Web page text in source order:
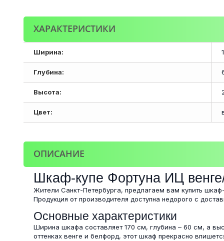
ХАРАКТЕРИСТИКИ
Ширина:
Глубина:
Высота:
Цвет:
ОПИСАНИЕ
Шкаф-купе Фортуна ИЦ
Жители Санкт-Петербурга, предлагаем вам купить
Продукция от производителя доступна недорого с
Основные характеристики
Ширина шкафа составляет 170 см, глубина – 60 см, а
оттенках венге и белфорд, этот шкаф прекрасно